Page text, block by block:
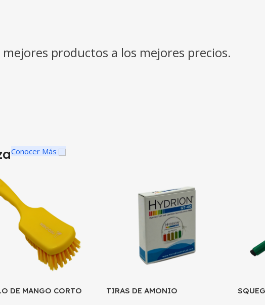
productos a los mejores precios.
Conocer Más
DE MANGO CORTO
TIRAS DE AMONIO